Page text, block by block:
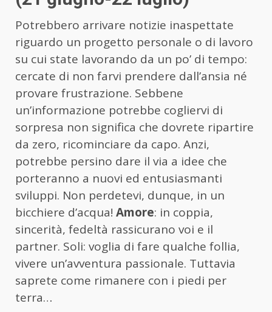
Potrebbero arrivare notizie inaspettate
riguardo un progetto personale o di lavoro
su cui state lavorando da un po’ di tempo:
cercate di non farvi prendere dall’ansia né
provare frustrazione. Sebbene
un’informazione potrebbe cogliervi di
sorpresa non significa che dovrete ripartire
da zero, ricominciare da capo. Anzi,
potrebbe persino dare il via a idee che
porteranno a nuovi ed entusiasmanti
sviluppi. Non perdetevi, dunque, in un
bicchiere d’acqua! Amore: in coppia,
sincerità, fedeltà rassicurano voi e il
partner. Soli: voglia di fare qualche follia,
vivere un’avventura passionale. Tuttavia
saprete come rimanere con i piedi per
terra…